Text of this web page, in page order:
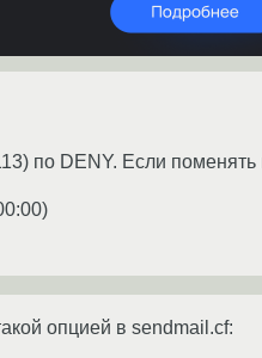
по DENY. Если поменять
)
опцией в sendmail.cf: